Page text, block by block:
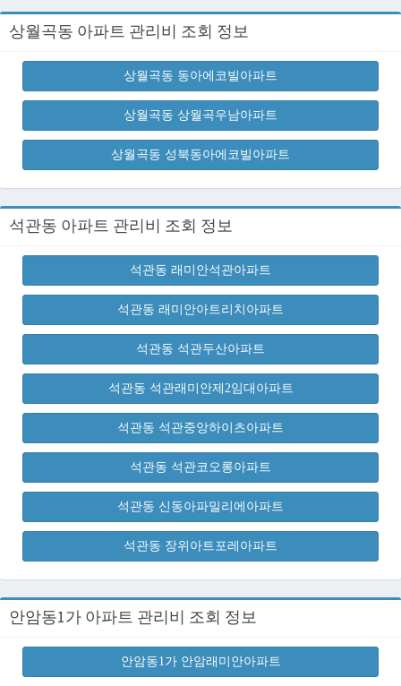
상월곡동 아파트 관리비 조회 정보
상월곡동 동아에코빌아파트
상월곡동 상월곡우남아파트
상월곡동 성북동아에코빌아파트
석관동 아파트 관리비 조회 정보
석관동 래미안석관아파트
석관동 래미안아트리치아파트
석관동 석관두산아파트
석관동 석관래미안제2임대아파트
석관동 석관중앙하이츠아파트
석관동 석관코오롱아파트
석관동 신동아파밀리에아파트
석관동 장위아트포레아파트
안암동1가 아파트 관리비 조회 정보
안암동1가 안암래미안아파트